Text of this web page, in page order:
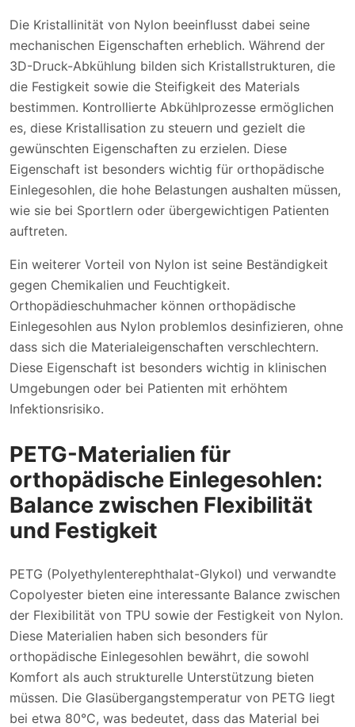
Die Kristallinität von Nylon beeinflusst dabei seine
mechanischen Eigenschaften erheblich. Während der
3D-Druck-Abkühlung bilden sich Kristallstrukturen, die
die Festigkeit sowie die Steifigkeit des Materials
bestimmen. Kontrollierte Abkühlprozesse ermöglichen
es, diese Kristallisation zu steuern und gezielt die
gewünschten Eigenschaften zu erzielen. Diese
Eigenschaft ist besonders wichtig für orthopädische
Einlegesohlen, die hohe Belastungen aushalten müssen,
wie sie bei Sportlern oder übergewichtigen Patienten
auftreten.
Ein weiterer Vorteil von Nylon ist seine Beständigkeit
gegen Chemikalien und Feuchtigkeit.
Orthopädieschuhmacher können orthopädische
Einlegesohlen aus Nylon problemlos desinfizieren, ohne
dass sich die Materialeigenschaften verschlechtern.
Diese Eigenschaft ist besonders wichtig in klinischen
Umgebungen oder bei Patienten mit erhöhtem
Infektionsrisiko.
PETG-Materialien für
orthopädische Einlegesohlen:
Balance zwischen Flexibilität
und Festigkeit
PETG (Polyethylenterephthalat-Glykol) und verwandte
Copolyester bieten eine interessante Balance zwischen
der Flexibilität von TPU sowie der Festigkeit von Nylon.
Diese Materialien haben sich besonders für
orthopädische Einlegesohlen bewährt, die sowohl
Komfort als auch strukturelle Unterstützung bieten
müssen. Die Glasübergangstemperatur von PETG liegt
bei etwa 80°C, was bedeutet, dass das Material bei